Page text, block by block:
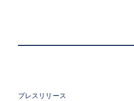
プレスリリース